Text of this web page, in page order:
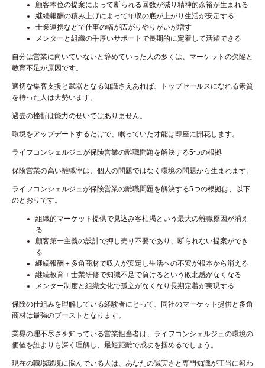
顧客本位の提案によって断られる回数が減り精神的余裕が生まれる
継続報酬の積み上げによって年収の底が上がり生活が安定する
士業連携などで仕事の幅が広がりやりがいが増す
メンターと組織の手厚いサポートで長期的に定着して活躍できる
自分は営業に向いていないと辞めていった人の多くは、マーケットの欠陥と
教育不足が原因です。
適切な集客支援と武器となる知識さえあれば、トップセールスになれる素質
を持った人は大勢います。
過去の挫折は能力のせいではありません。
環境をアップデートするだけで、眠っていた才能は即座に開花します。
ライフコンシェルジュが保険営業の離職問題を解決する5つの根拠
保険営業の高い離職率は、個人の問題ではなく環境の問題から生まれます。
ライフコンシェルジュが保険営業の離職問題を解決する5つの根拠は、以下
のとおりです。
組織的マーケット提供で見込み客枯渇という最大の離職原因が消え
る
顧客第一主義の設計で押し売り不要であり、断られない提案ができ
る
継続報酬＋多角商材で収入が安定し生活への不安が根本から消える
継続教育＋士業研修で知識不足で負けるという敗北感がなくなる
メンター制度と組織文化で孤立がなくなり長期定着が実現する
保険の仕組みを理解している経験者にとって、同社のマーケット提供と多角
商材は最強のブーストとなります。
業界の理不尽さを知っている営業担当者は、ライフコンシェルジュの環境の
価値を誰よりも深く理解し、最短距離で成功を掴めるでしょう。
現在の職場環境に悩んでいる人は、あなたの誠実さと専門知識が正当に報わ